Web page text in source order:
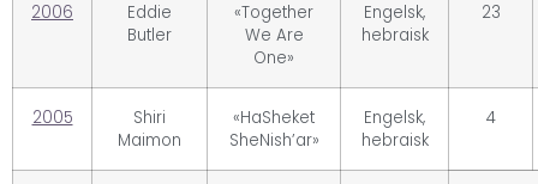
2006
Eddie
Butler
«Together
We Are
One»
Engelsk,
hebraisk
23
2005
Shiri
Maimon
«HaSheket
SheNish’ar»
Engelsk,
hebraisk
4